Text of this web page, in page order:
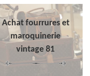
Achat fourrures et
maroquinerie
vintage 81